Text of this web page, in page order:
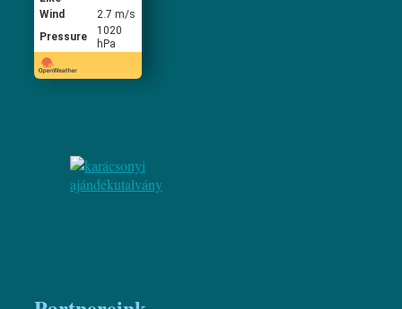
Wind
2.7 m/s
Pressure
1020
hPa